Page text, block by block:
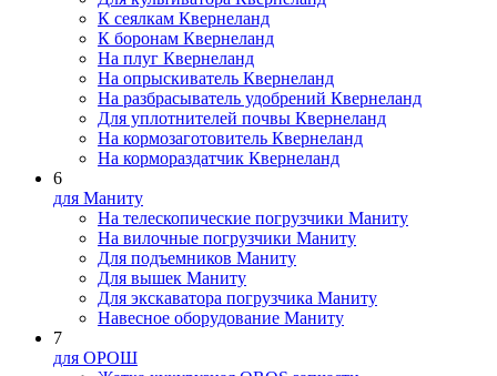
К сеялкам Квернеланд
К боронам Квернеланд
На плуг Квернеланд
На опрыскиватель Квернеланд
На разбрасыватель удобрений Квернеланд
Для уплотнителей почвы Квернеланд
На кормозаготовитель Квернеланд
На кормораздатчик Квернеланд
6
для Маниту
На телескопические погрузчики Маниту
На вилочные погрузчики Маниту
Для подъемников Маниту
Для вышек Маниту
Для экскаватора погрузчика Маниту
Навесное оборудование Маниту
7
для ОРОШ